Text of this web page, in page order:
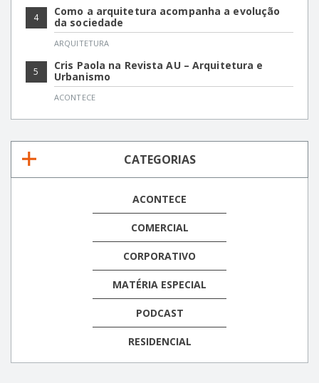
4
Como a arquitetura acompanha a evolução
da sociedade
ARQUITETURA
5
Cris Paola na Revista AU – Arquitetura e
Urbanismo
ACONTECE
CATEGORIAS
ACONTECE
COMERCIAL
CORPORATIVO
MATÉRIA ESPECIAL
PODCAST
RESIDENCIAL